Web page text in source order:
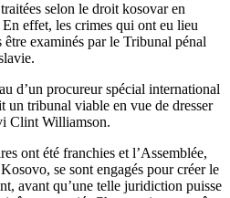
selon le droit kosovar en
effet, les crimes qui ont eu lieu
être examinés par le Tribunal pénal
d’un procureur spécial international
un tribunal viable en vue de dresser
Clint Williamson.
ont été franchies et l’Assemblée,
se sont engagés pour créer le
avant qu’une telle juridiction puisse